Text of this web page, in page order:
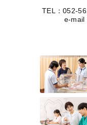
TEL：052-
e-mail